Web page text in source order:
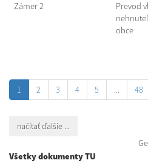
Zámer 2
Prevod
obce
1 2 3 4 5 ... 48
načítať ďalšie ...
Všetky dokumenty TU